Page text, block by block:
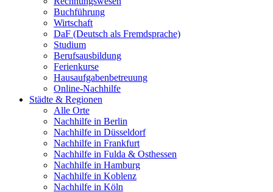
Buchführung
Wirtschaft
DaF (Deutsch als Fremdsprache)
Studium
Berufsausbildung
Ferienkurse
Hausaufgabenbetreuung
Online-Nachhilfe
Städte & Regionen
Alle Orte
Nachhilfe in Berlin
Nachhilfe in Düsseldorf
Nachhilfe in Frankfurt
Nachhilfe in Fulda & Osthessen
Nachhilfe in Hamburg
Nachhilfe in Koblenz
Nachhilfe in Köln